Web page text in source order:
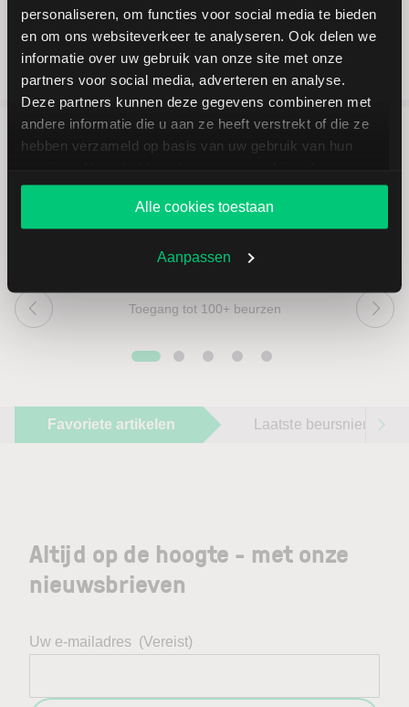
personaliseren, om functies voor social media te bieden
en om ons websiteverkeer te analyseren. Ook delen we
informatie over uw gebruik van onze site met onze
partners voor social media, adverteren en analyse.
Deze partners kunnen deze gegevens combineren met
andere informatie die u aan ze heeft verstrekt of die ze
hebben verzameld op basis van uw gebruik van hun
website blijft gebruiken.
Alle cookies toestaan
Aanpassen
beleggen
Toegang tot 100+ beurzen
Favoriete artikelen Laatste beursnieuws
Altijd op de hoogte - met onze
nieuwsbrieven
Uw e-mailadres (Vereist)